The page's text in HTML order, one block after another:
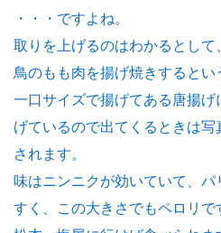
・・・ですよね。
取りを上げるのはわかるとして
鳥のもも肉を揚げ焼きするとい
一口サイズで揚げてある唐揚
げているので出てくるときは
されます。
味はニンニクが効いていて、
すく、この大きさでもペロリで